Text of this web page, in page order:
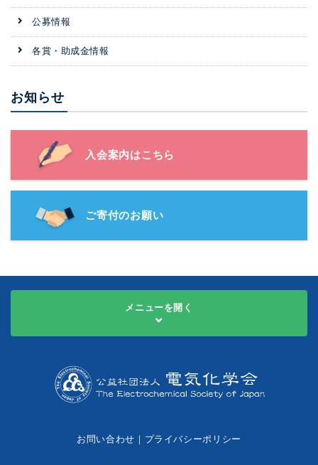
公募情報
各賞・助成金情報
お知らせ
入会案内はこちら
ご寄付のお願い
メニューを開く
お問い合わせ ｜ プライバシーポリシー